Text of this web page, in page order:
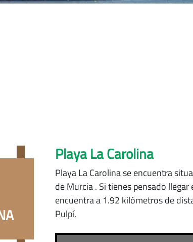
Playa La Carolina
Playa La Carolina se encuentra
de Murcia. Si tienes pensado
encuentra a 1.92 kilómetros de
Pulpí.